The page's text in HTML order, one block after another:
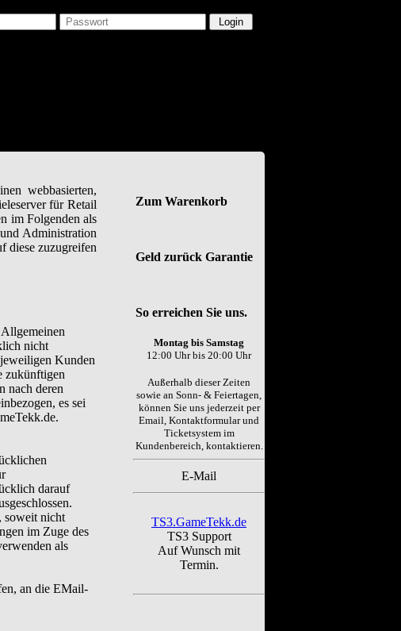
webbasierten,
für Retail
im Folgenden als
Administration
diese zuzugreifen
nicht
Kunden
zukünftigen
nach deren
es sei
darauf
soweit nicht
im Zuge des
als
an die EMail-
Zum Warenkorb
Geld zurück Garantie
So erreichen Sie uns.
Montag bis Samstag
12:00 Uhr bis 20:00 Uhr
Außerhalb dieser Zeiten
sowie an Sonn- & Feiertagen,
können Sie uns jederzeit per
Email, Kontaktformular und
Ticketsystem im
Kundenbereich, kontaktieren.
E-Mail
TS3.GameTekk.de
TS3 Support
Auf Wunsch mit
Termin.